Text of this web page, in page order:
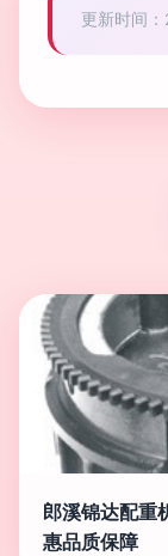
更新时间
郎溪锦达配重
惠品质保障